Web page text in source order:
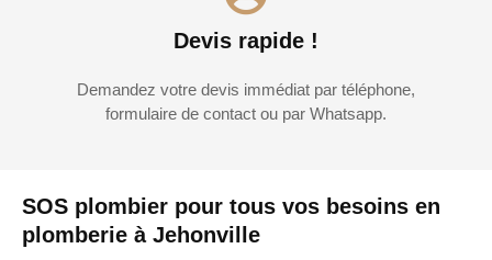
SOS plombier pour tous vos besoins en
plomberie à Jehonville
Devis rapide !
Demandez votre devis immédiat par téléphone,
formulaire de contact ou par Whatsapp.